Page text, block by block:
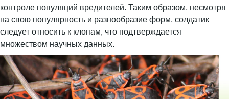
контроле популяций вредителей. Таким образом, несмотря
на свою популярность и разнообразие форм, солдатик
следует относить к клопам, что подтверждается
множеством научных данных.